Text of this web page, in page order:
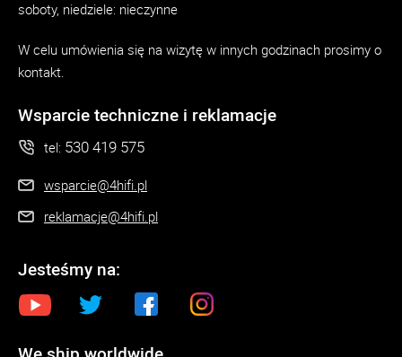
soboty, niedziele: nieczynne
W celu umówienia się na wizytę w innych godzinach prosimy o
kontakt.
Wsparcie techniczne i reklamacje
tel: 530 419 575
wsparcie@4hifi.pl
reklamacje@4hifi.pl
Jesteśmy na: